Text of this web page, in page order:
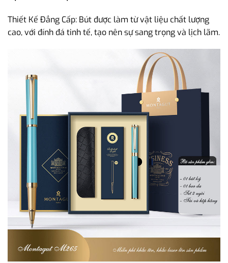
Thiết Kế Đẳng Cấp: Bút được làm từ vật liệu chất lượng
cao, với đính đá tinh tế, tạo nên sự sang trọng và lịch lãm.